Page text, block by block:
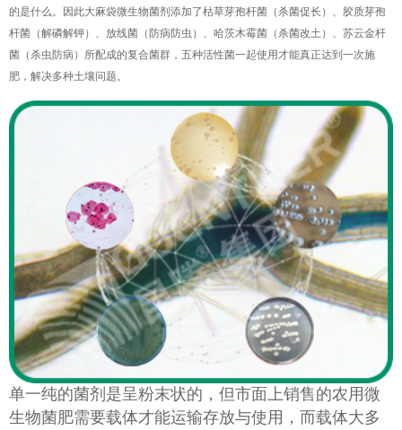
的是什么。因此大麻袋微生物菌剂添加了枯草芽孢杆菌（杀菌促长）、胶质芽孢
杆菌（解磷解钾）、放线菌（防病防虫）、哈茨木霉菌（杀菌改土）、苏云金杆
菌（杀虫防病）所配成的复合菌群，五种活性菌一起使用才能真正达到一次施
肥，解决多种土壤问题。
单一纯的菌剂是呈粉末状的，但市面上销售的农用微
生物菌肥需要载体才能运输存放与使用，而载体大多